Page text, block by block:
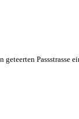
Passstrasse